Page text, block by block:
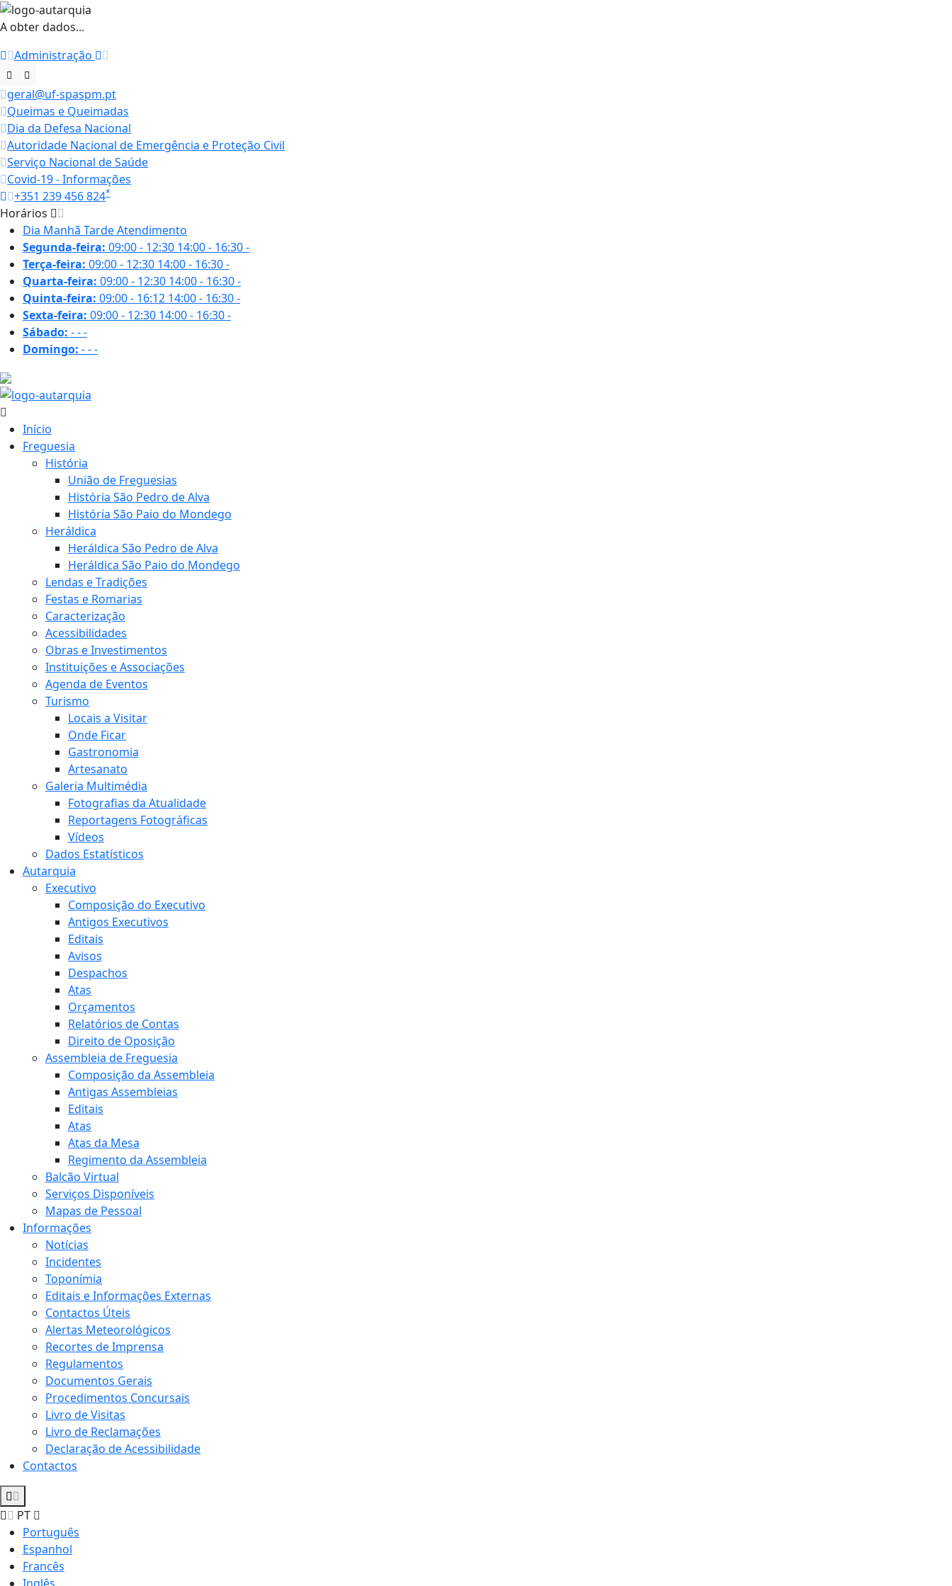
A obter dados...
Administração
geral@uf-spaspm.pt
Queimas e Queimadas
Dia da Defesa Nacional
Autoridade Nacional de Emergência e Proteção Civil
Serviço Nacional de Saúde
Covid-19 - Informações
+351 239 456 824*
Horários
Dia Manhã TardeAtendimento
Segunda-feira: 09:00 - 12:30 14:00 - 16:30-
Terça-feira: 09:00 - 12:30 14:00 - 16:30-
Quarta-feira: 09:00 - 12:30 14:00 - 16:30-
Quinta-feira: 09:00 - 16:12 14:00 - 16:30-
Sexta-feira: 09:00 - 12:30 14:00 - 16:30-
Sábado: ---
Domingo: ---
Início
Freguesia
História
União de Freguesias
História São Pedro de Alva
História São Paio do Mondego
Heráldica
Heráldica São Pedro de Alva
Heráldica São Paio do Mondego
Lendas e Tradições
Festas e Romarias
Caracterização
Acessibilidades
Obras e Investimentos
Instituições e Associações
Agenda de Eventos
Turismo
Locais a Visitar
Onde Ficar
Gastronomia
Artesanato
Galeria Multimédia
Fotografias da Atualidade
Reportagens Fotográficas
Vídeos
Dados Estatísticos
Autarquia
Executivo
Composição do Executivo
Antigos Executivos
Editais
Avisos
Despachos
Atas
Orçamentos
Relatórios de Contas
Direito de Oposição
Assembleia de Freguesia
Composição da Assembleia
Antigas Assembleias
Editais
Atas
Atas da Mesa
Regimento da Assembleia
Balcão Virtual
Serviços Disponíveis
Mapas de Pessoal
Informações
Notícias
Incidentes
Toponímia
Editais e Informações Externas
Contactos Úteis
Alertas Meteorológicos
Recortes de Imprensa
Regulamentos
Documentos Gerais
Procedimentos Concursais
Livro de Visitas
Livro de Reclamações
Declaração de Acessibilidade
Contactos
PT
Português
Espanhol
Francês